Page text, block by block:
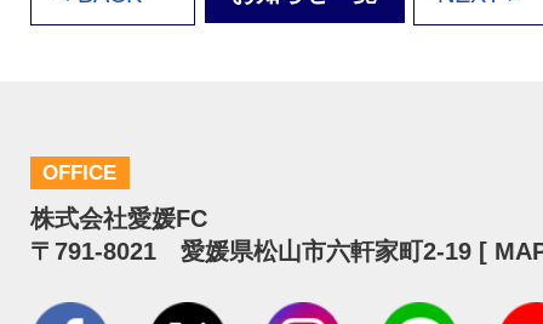
OFFICE
株式会社愛媛FC
〒791-8021 愛媛県松山市六軒家町2-19 [